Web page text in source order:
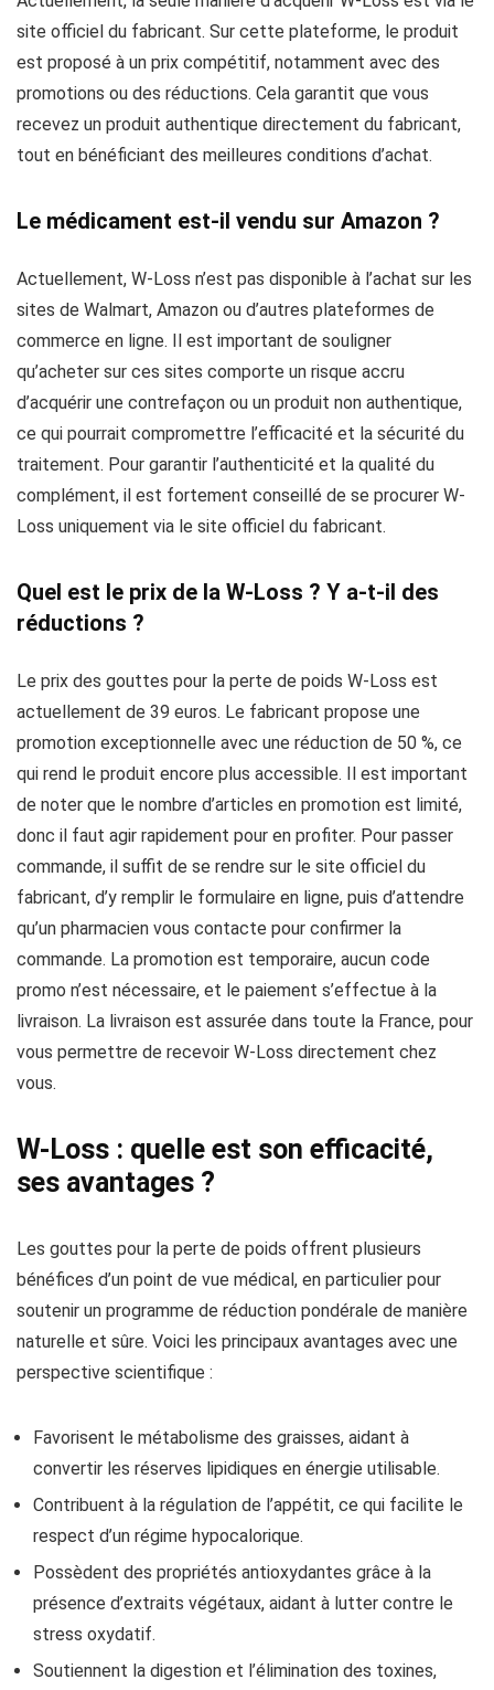
site officiel du fabricant. Sur cette plateforme, le produit
est proposé à un prix compétitif, notamment avec des
promotions ou des réductions. Cela garantit que vous
recevez un produit authentique directement du fabricant,
tout en bénéficiant des meilleures conditions d’achat.
Le médicament est-il vendu sur Amazon ?
Actuellement, W-Loss n’est pas disponible à l’achat sur les
sites de Walmart, Amazon ou d’autres plateformes de
commerce en ligne. Il est important de souligner
qu’acheter sur ces sites comporte un risque accru
d’acquérir une contrefaçon ou un produit non authentique,
ce qui pourrait compromettre l’efficacité et la sécurité du
traitement. Pour garantir l’authenticité et la qualité du
complément, il est fortement conseillé de se procurer W-
Loss uniquement via le site officiel du fabricant.
Quel est le prix de la W-Loss ? Y a-t-il des
réductions ?
Le prix des gouttes pour la perte de poids W-Loss est
actuellement de 39 euros. Le fabricant propose une
promotion exceptionnelle avec une réduction de 50 %, ce
qui rend le produit encore plus accessible. Il est important
de noter que le nombre d’articles en promotion est limité,
donc il faut agir rapidement pour en profiter. Pour passer
commande, il suffit de se rendre sur le site officiel du
fabricant, d’y remplir le formulaire en ligne, puis d’attendre
qu’un pharmacien vous contacte pour confirmer la
commande. La promotion est temporaire, aucun code
promo n’est nécessaire, et le paiement s’effectue à la
livraison. La livraison est assurée dans toute la France, pour
vous permettre de recevoir W-Loss directement chez
vous.
W-Loss : quelle est son efficacité,
ses avantages ?
Les gouttes pour la perte de poids offrent plusieurs
bénéfices d’un point de vue médical, en particulier pour
soutenir un programme de réduction pondérale de manière
naturelle et sûre. Voici les principaux avantages avec une
perspective scientifique :
Favorisent le métabolisme des graisses, aidant à
convertir les réserves lipidiques en énergie utilisable.
Contribuent à la régulation de l’appétit, ce qui facilite le
respect d’un régime hypocalorique.
Possèdent des propriétés antioxydantes grâce à la
présence d’extraits végétaux, aidant à lutter contre le
stress oxydatif.
Soutiennent la digestion et l’élimination des toxines,